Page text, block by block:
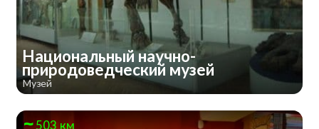
Национальный научно-
природоведческий музей
Музей
503 км